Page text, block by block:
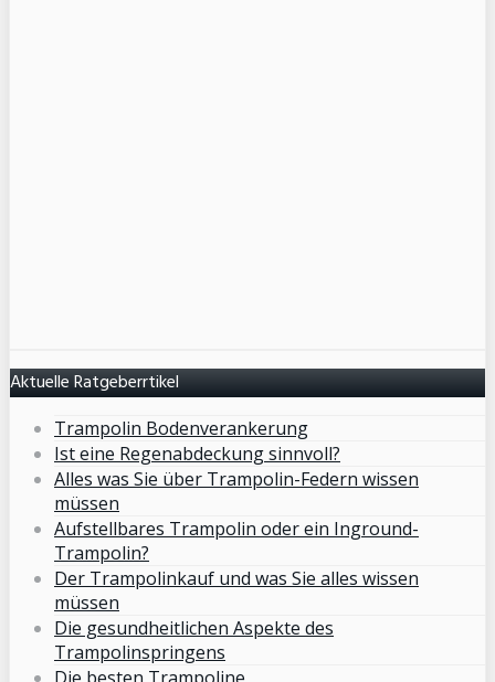
Aktuelle Ratgeberrtikel
Trampolin Bodenverankerung
Ist eine Regenabdeckung sinnvoll?
Alles was Sie über Trampolin-Federn wissen
müssen
Aufstellbares Trampolin oder ein Inground-
Trampolin?
Der Trampolinkauf und was Sie alles wissen
müssen
Die gesundheitlichen Aspekte des
Trampolinspringens